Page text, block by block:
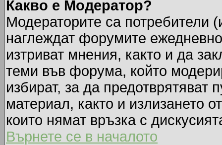
Какво е Модератор?
Модераторите са потребители
наглеждат форумите
изтриват мнения, както и да
теми във форума, който
избират, за да предотврятяват
материал, както и излизането
които нямат връзка с
Върнете се в началото